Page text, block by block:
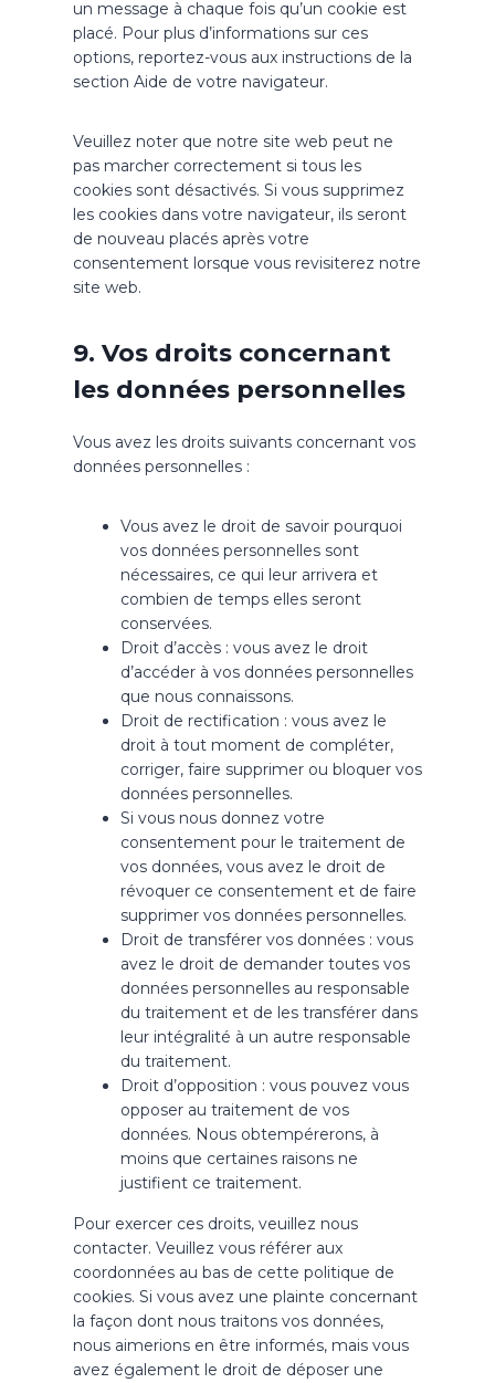
un message à chaque fois qu’un cookie est
placé. Pour plus d’informations sur ces
options, reportez-vous aux instructions de la
section Aide de votre navigateur.
Veuillez noter que notre site web peut ne
pas marcher correctement si tous les
cookies sont désactivés. Si vous supprimez
les cookies dans votre navigateur, ils seront
de nouveau placés après votre
consentement lorsque vous revisiterez notre
site web.
9. Vos droits concernant
les données personnelles
Vous avez les droits suivants concernant vos
données personnelles :
Vous avez le droit de savoir pourquoi
vos données personnelles sont
nécessaires, ce qui leur arrivera et
combien de temps elles seront
conservées.
Droit d’accès : vous avez le droit
d’accéder à vos données personnelles
que nous connaissons.
Droit de rectification : vous avez le
droit à tout moment de compléter,
corriger, faire supprimer ou bloquer vos
données personnelles.
Si vous nous donnez votre
consentement pour le traitement de
vos données, vous avez le droit de
révoquer ce consentement et de faire
supprimer vos données personnelles.
Droit de transférer vos données : vous
avez le droit de demander toutes vos
données personnelles au responsable
du traitement et de les transférer dans
leur intégralité à un autre responsable
du traitement.
Droit d’opposition : vous pouvez vous
opposer au traitement de vos
données. Nous obtempérerons, à
moins que certaines raisons ne
justifient ce traitement.
Pour exercer ces droits, veuillez nous
contacter. Veuillez vous référer aux
coordonnées au bas de cette politique de
cookies. Si vous avez une plainte concernant
la façon dont nous traitons vos données,
nous aimerions en être informés, mais vous
avez également le droit de déposer une